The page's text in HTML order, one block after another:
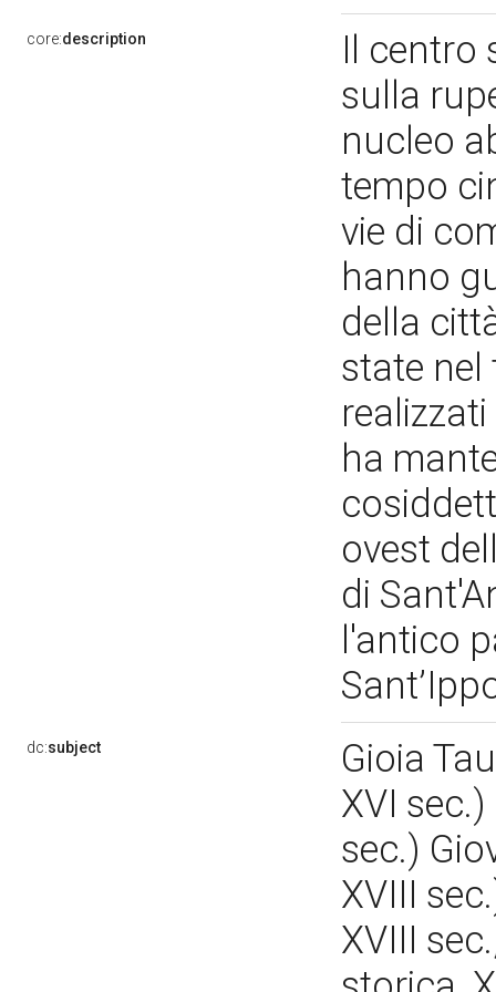
core:description
Il centro
sulla
nucleo
tempo
vie di
hanno
della
state nel
ha
ovest
di
l'antico
dc:subject
Gioia
XVI
sec.)
XVIII
XVIII